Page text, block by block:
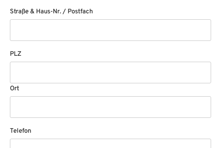
Straße & Haus-Nr. / Postfach
PLZ
Ort
Telefon